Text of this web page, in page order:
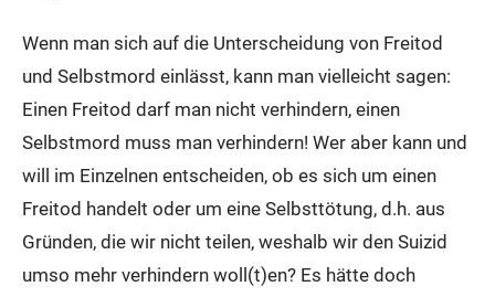
Wenn man sich auf die Unterscheidung von Freitod
und Selbstmord einlässt, kann man vielleicht sagen:
Einen Freitod darf man nicht verhindern, einen
Selbstmord muss man verhindern! Wer aber kann und
will im Einzelnen entscheiden, ob es sich um einen
Freitod handelt oder um eine Selbsttötung, d.h. aus
Gründen, die wir nicht teilen, weshalb wir den Suizid
umso mehr verhindern woll(t)en? Es hätte doch